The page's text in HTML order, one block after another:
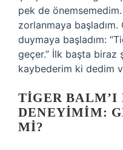
pek de
zorlanmaya
duymaya başladım:
geçer.” İlk başta biraz
kaybederim ki dedim
TIGER
DENEYIMIM:
MI?